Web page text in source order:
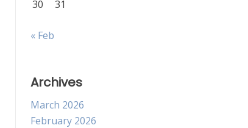
30
31
« Feb
Archives
March 2026
February 2026